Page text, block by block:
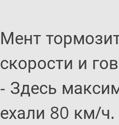
Мент
скорости и
- Здесь
ехали 80 км/ч.